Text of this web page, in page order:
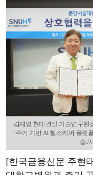
김재영 현대건설 기술연구원
‘주거 기반 AI 헬스케어 플랫
습./
[한국금융신문 주현